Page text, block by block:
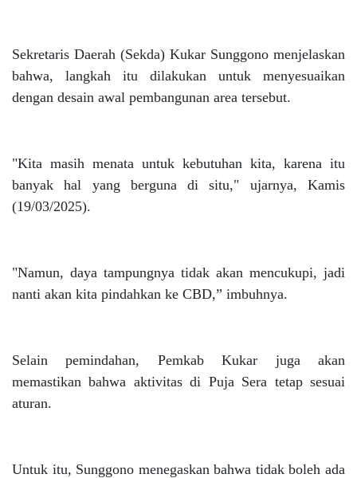
Sekretaris Daerah (Sekda) Kukar Sunggono menjelaskan
bahwa, langkah itu dilakukan untuk menyesuaikan
dengan desain awal pembangunan area tersebut.
"Kita masih menata untuk kebutuhan kita, karena itu
banyak hal yang berguna di situ," ujarnya, Kamis
(19/03/2025).
"Namun, daya tampungnya tidak akan mencukupi, jadi
nanti akan kita pindahkan ke CBD,” imbuhnya.
Selain pemindahan, Pemkab Kukar juga akan
memastikan bahwa aktivitas di Puja Sera tetap sesuai
aturan.
Untuk itu, Sunggono menegaskan bahwa tidak boleh ada